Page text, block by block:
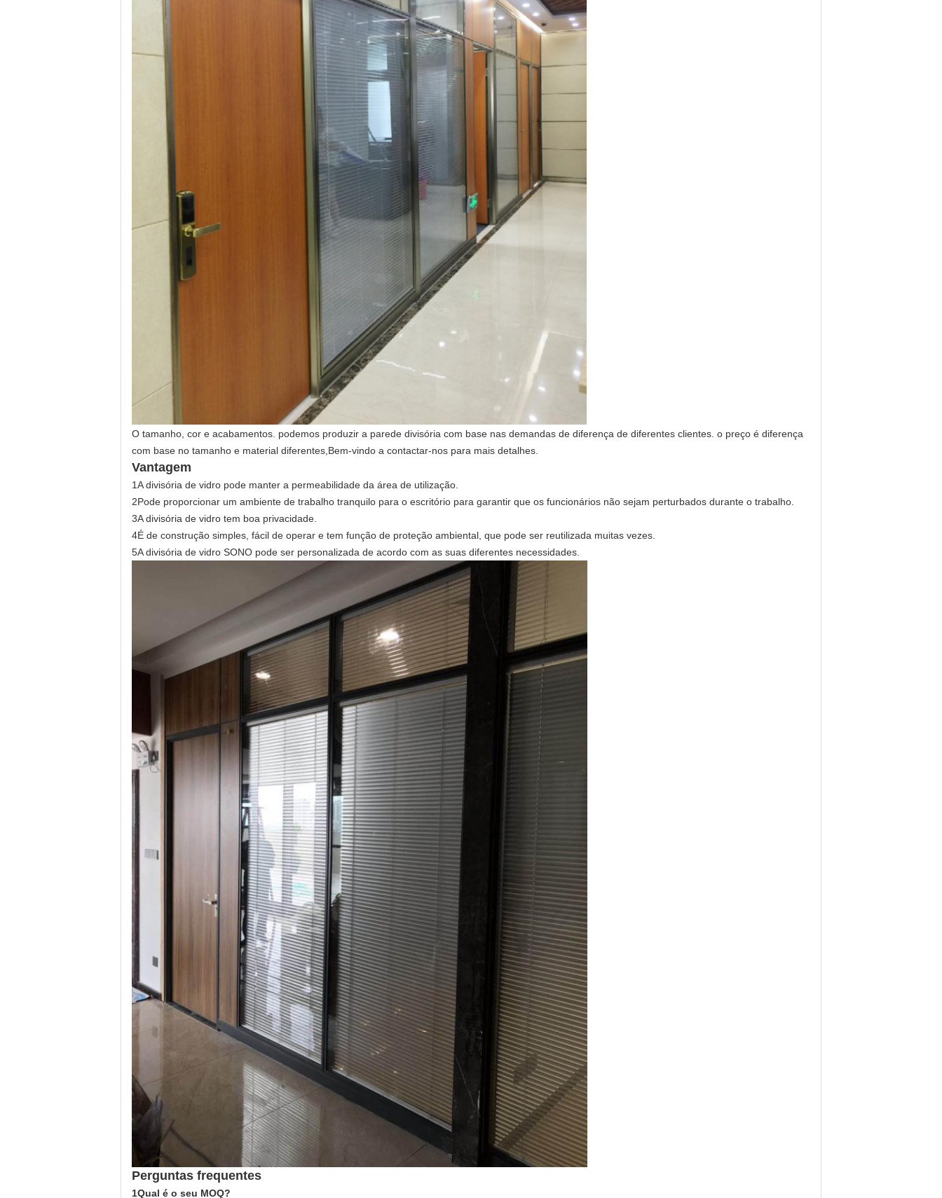
O tamanho, cor e acabamentos. podemos produzir a parede divisória com base nas demandas de diferença de diferentes clientes. o preço é diferença
com base no tamanho e material diferentes,Bem-vindo a contactar-nos para mais detalhes.
Vantagem
1A divisória de vidro pode manter a permeabilidade da área de utilização.
2Pode proporcionar um ambiente de trabalho tranquilo para o escritório para garantir que os funcionários não sejam perturbados durante o trabalho.
3A divisória de vidro tem boa privacidade.
4É de construção simples, fácil de operar e tem função de proteção ambiental, que pode ser reutilizada muitas vezes.
5A divisória de vidro SONO pode ser personalizada de acordo com as suas diferentes necessidades.
Perguntas frequentes
1Qual é o seu MOQ?